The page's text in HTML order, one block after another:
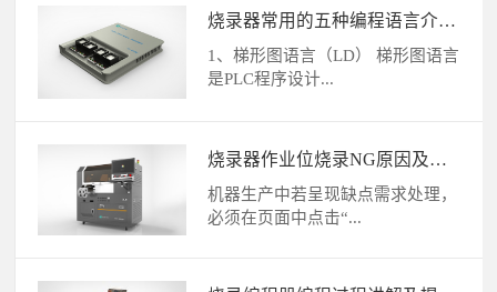
烧录机使用过程中如何避免故
使用自动烧录机的时候，那大家应
该要注意要让自己能够...
烧录器/编程器价格报价六大参考因素
编程器也叫烧录器分为手动编程器、自动编程器，手动
编...